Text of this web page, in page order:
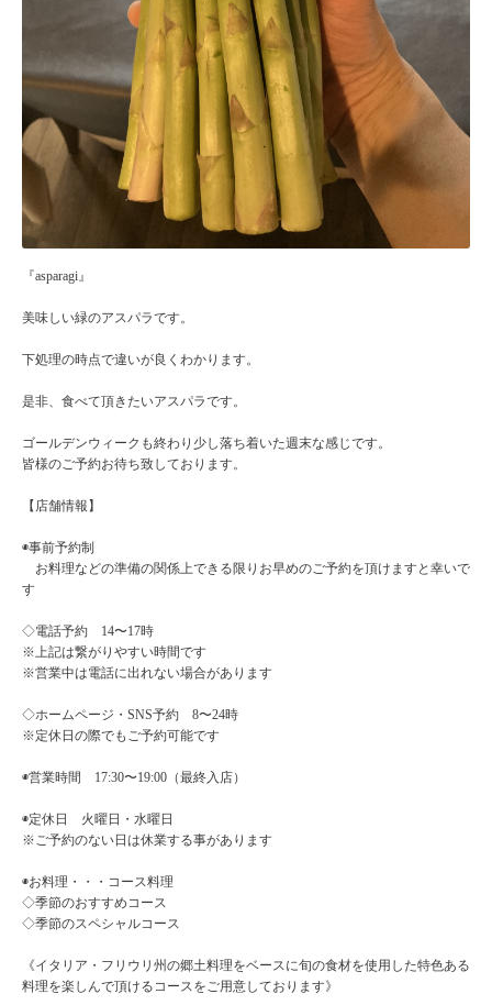
『asparagi』
美味しい緑のアスパラです。
下処理の時点で違いが良くわかります。
是非、食べて頂きたいアスパラです。
ゴールデンウィークも終わり少し落ち着いた週末な感じです。
皆様のご予約お待ち致しております。
【店舗情報】
◉事前予約制
お料理などの準備の関係上できる限りお早めのご予約を頂けますと幸いで
す
◇電話予約 14〜17時
※上記は繋がりやすい時間です
※営業中は電話に出れない場合があります
◇ホームページ・SNS予約 8〜24時
※定休日の際でもご予約可能です
◉営業時間 17:30〜19:00（最終入店）
◉定休日 火曜日・水曜日
※ご予約のない日は休業する事があります
◉お料理・・・コース料理
◇季節のおすすめコース
◇季節のスペシャルコース
《イタリア・フリウリ州の郷土料理をベースに旬の食材を使用した特色ある
料理を楽しんで頂けるコースをご用意しております》